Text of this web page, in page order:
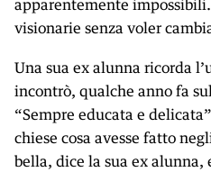
apparentemente impossibili.
visionarie senza voler
Una sua ex alunna ricorda
incontrò, qualche anno fa
“Sempre educata e
chiese cosa avesse fatto
bella, dice la sua ex